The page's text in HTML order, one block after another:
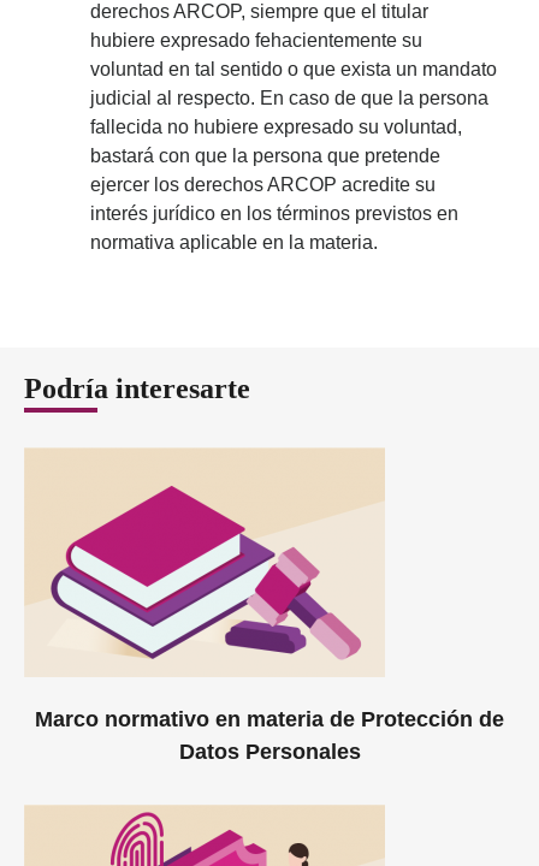
derechos ARCOP, siempre que el titular
hubiere expresado fehacientemente su
voluntad en tal sentido o que exista un mandato
judicial al respecto. En caso de que la persona
fallecida no hubiere expresado su voluntad,
bastará con que la persona que pretende
ejercer los derechos ARCOP acredite su
interés jurídico en los términos previstos en
normativa aplicable en la materia.
Podría interesarte
Marco normativo en materia de Protección de
Datos Personales